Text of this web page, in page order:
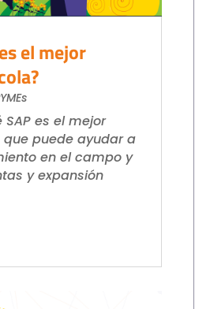
el mejor
es el mejor
puede ayudar a
en el campo y
y expansión